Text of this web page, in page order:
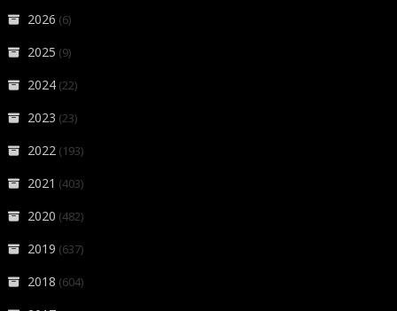
2026 (6)
2025 (9)
2024 (22)
2023 (23)
2022 (193)
2021 (403)
2020 (482)
2019 (637)
2018 (604)